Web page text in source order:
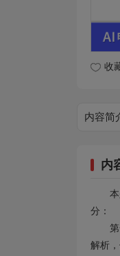
收
内容简
内
分：
解析